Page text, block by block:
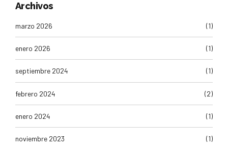
Archivos
marzo 2026 (1)
enero 2026 (1)
septiembre 2024 (1)
febrero 2024 (2)
enero 2024 (1)
noviembre 2023 (1)